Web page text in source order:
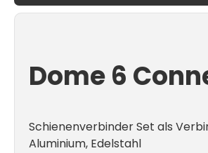
Dome 6
Schienenverbinder Set als
Aluminium, Edelstahl